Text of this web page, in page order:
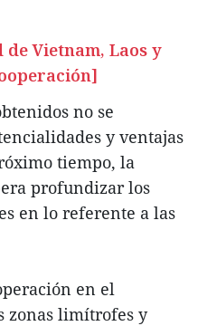
Vietnam, Laos y
no se
y ventajas
tiempo, la
profundizar los
en lo referente a las
en el
zonas limítrofes y